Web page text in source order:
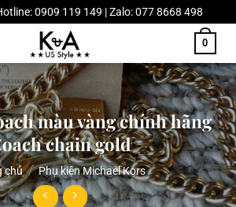
0909 119 149 | Zalo: 077 8668 498
0
màu vàng chính hãng
chain gold
chủ / Phụ kiện Michael Kors